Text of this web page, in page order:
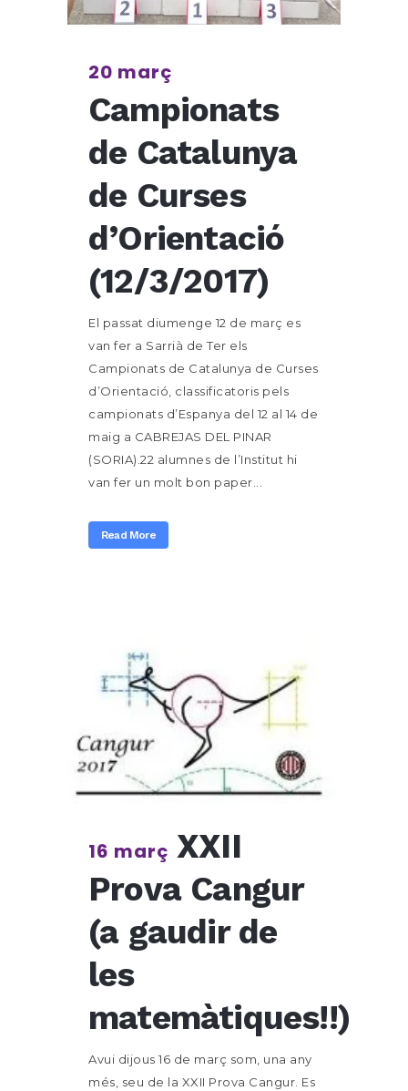
20 març
Campionats
de Catalunya
de Curses
d’Orientació
(12/3/2017)
El passat diumenge 12 de març es
van fer a Sarrià de Ter els
Campionats de Catalunya de Curses
d’Orientació, classificatoris pels
campionats d’Espanya del 12 al 14 de
maig a CABREJAS DEL PINAR
(SORIA).22 alumnes de l’Institut hi
van fer un molt bon paper...
Read More
16 març XXII
Prova Cangur
(a gaudir de
les
matemàtiques!!)
Avui dijous 16 de març som, una any
més, seu de la XXII Prova Cangur. Es